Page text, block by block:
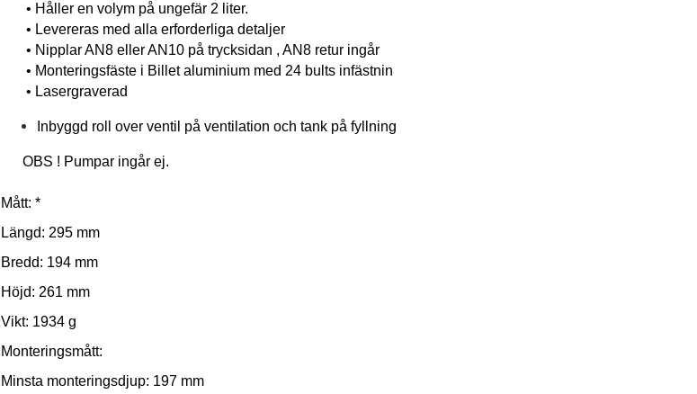
• Håller en volym på ungefär 2 liter.
• Levereras med alla erforderliga detaljer
• Nipplar AN8 eller AN10 på trycksidan , AN8 retur ingår
• Monteringsfäste i Billet aluminium med 24 bults infästnin
• Lasergraverad
Inbyggd roll over ventil på ventilation och tank på fyllning
OBS ! Pumpar ingår ej.
Mått: *
Längd: 295 mm
Bredd: 194 mm
Höjd: 261 mm
Vikt: 1934 g
Monteringsmått:
Minsta monteringsdjup: 197 mm